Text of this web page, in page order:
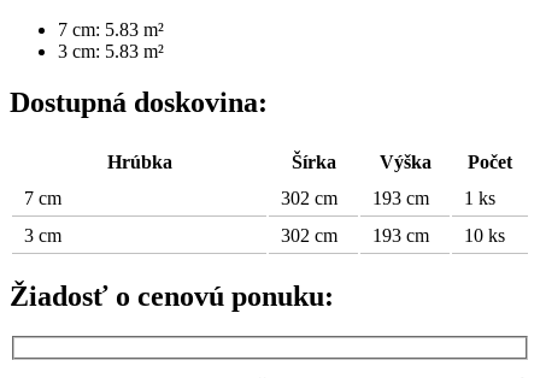
7 cm: 5.83 m²
3 cm: 5.83 m²
Dostupná doskovina:
Hrúbka Šírka Výška
Počet
7 cm
302 cm 193 cm
1 ks
3 cm
302 cm 193 cm 10 ks
Žiadosť o cenovú ponuku: